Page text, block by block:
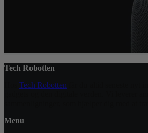
Tech Robotten
Tech Robotten
Menu